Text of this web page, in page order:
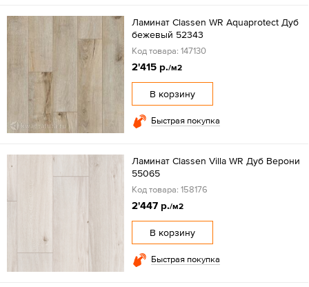
Ламинат Classen WR Aquaprotect Дуб
бежевый 52343
Код товара: 147130
2'415 р./м2
В корзину
Быстрая покупка
Ламинат Classen Villa WR Дуб Верони
55065
Код товара: 158176
2'447 р./м2
В корзину
Быстрая покупка